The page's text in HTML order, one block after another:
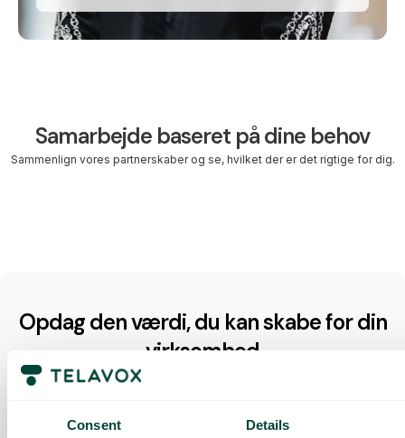
Consent Details
Samarbejde baseret på dine behov
Sammenlign vores partnerskaber og se, hvilket der er det rigtige for dig.
Opdag den værdi, du kan skabe for din
virksomhed